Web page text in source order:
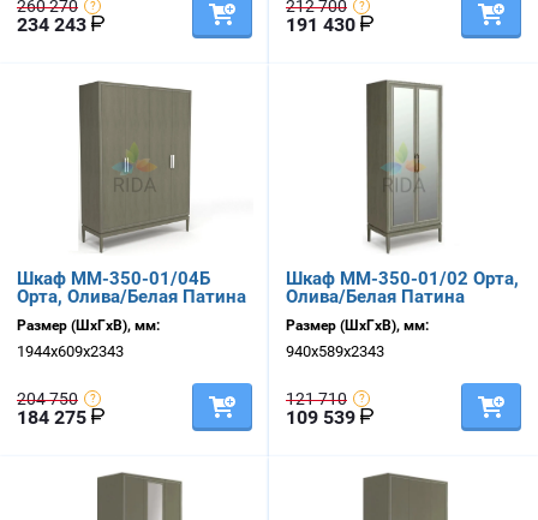
260 270
234 243
212 700
191 430
Шкаф ММ-350-01/04Б
Орта, Олива/Белая Патина
Размер (ШхГхВ), мм:
1944х609х2343
204 750
184 275
Шкаф ММ-350-01/02 Орта,
Олива/Белая Патина
Размер (ШхГхВ), мм:
940х589х2343
121 710
109 539